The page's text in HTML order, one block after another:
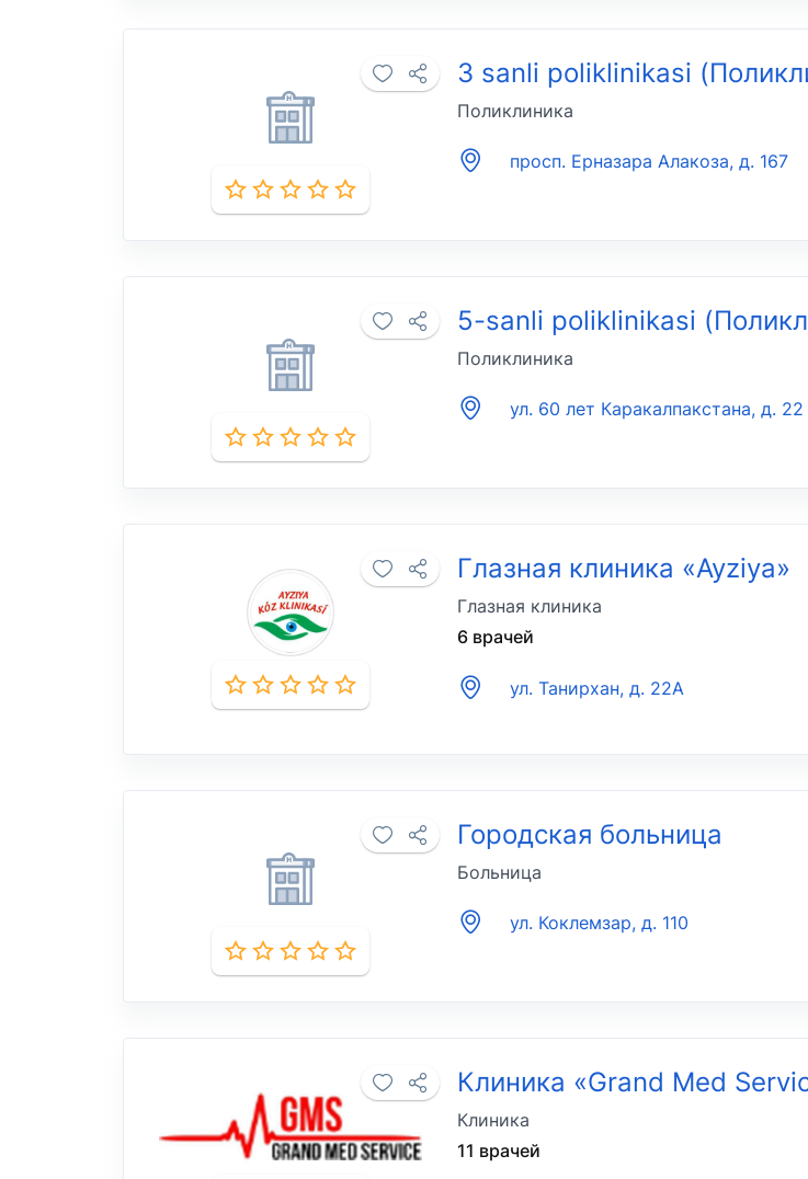
3 sanli poliklinikasi
Поликлиника
просп. Ерназара Алакоза, д. 167
5-sanli poliklinikasi
Поликлиника
ул. 60 лет Каракалпакстана, д. 22
Глазная клиника «Ayziya»
Глазная клиника
6 врачей
ул. Танирхан, д. 22А
Городская больница
Больница
ул. Коклемзар, д. 110
Клиника «Grand Med
Клиника
11 врачей